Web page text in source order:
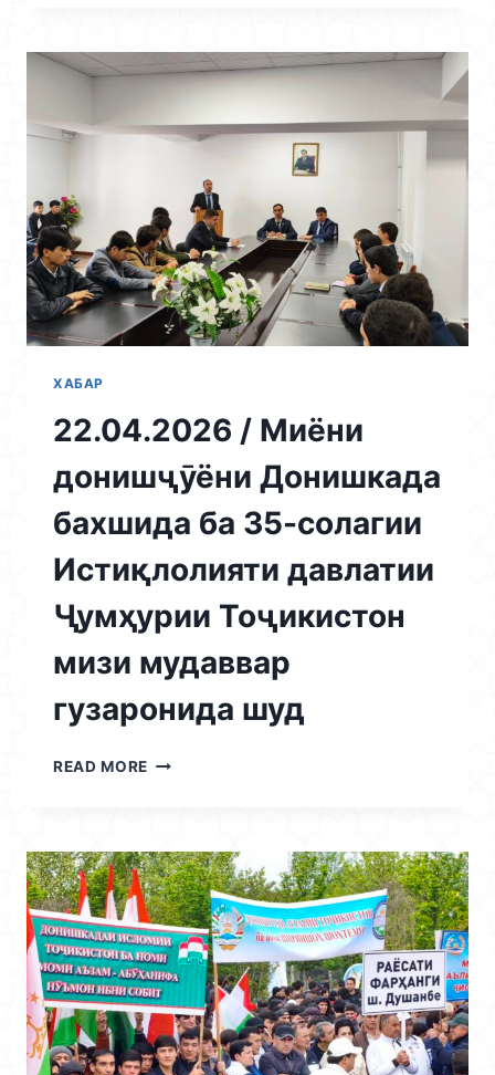
БАХШИДА
БА
ВУСЪАТ
ОБОДОНИЮ
СОЗАНДАГӢ
ВА
ТАҚВИЯТУ
ТАҲКИМИ
ХУДШИНОСИВУ
ХУДОГОҲИИ
ХАБАР
22.04.2026 / Миёни
донишҷӯёни Донишкада
бахшида ба 35-солагии
Истиқлолияти давлатии
Ҷумҳурии Тоҷикистон
мизи мудаввар
гузаронида шуд
READ MORE 22.04.2026
ДОНИШКАДА
БАХШИДА
БА
35-
СОЛАГИИ
ИСТИҚЛОЛИЯТИ
ДАВЛАТИИ
ҶУМҲУРИИ
ТОҶИКИСТОН
МИЗИ